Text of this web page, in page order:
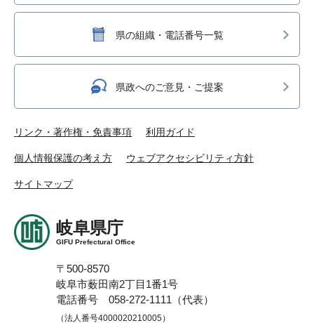
県の組織・電話番号一覧
県政へのご意見・ご提案
リンク・著作権・免責事項 利用ガイド
個人情報保護の考え方 ウェブアクセシビリティ方針
サイトマップ
岐阜県庁
GIFU Prefectural Office
〒500-8570
岐阜市薮田南2丁目1番1号
電話番号 058-272-1111（代表）
（法人番号4000020210005）